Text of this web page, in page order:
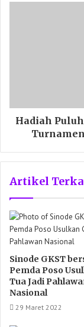
Hadiah
Artikel
Sinode GKST
Pemda Poso
Tua Jadi
Nasional
29 Maret 2022